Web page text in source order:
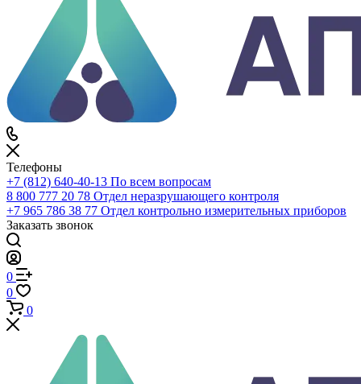
По всему сайту
По каталогу
0
Сравнение
0
Избранное
+7 (812) 640-40-13
По всем вопросам
8 800 777 20 78
Отдел неразрушающего контроля